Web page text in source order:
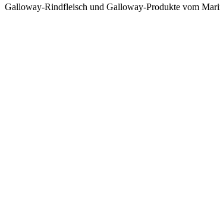
Galloway-Rindfleisch und Galloway-Produkte vom